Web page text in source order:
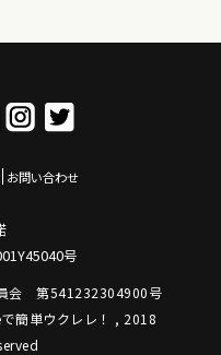
お問い合わせ
号
会 第541232304900号
簡単ウクレレ！ , 2018